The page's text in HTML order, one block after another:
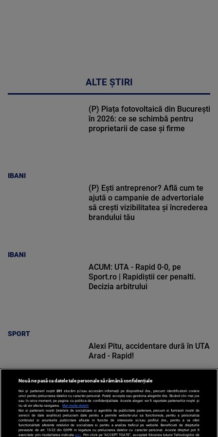
ALTE ȘTIRI
IBANI
(P) Piața fotovoltaică din București
în 2026: ce se schimbă pentru
proprietarii de case și firme
IBANI
(P) Ești antreprenor? Află cum te
ajută o campanie de advertoriale
să crești vizibilitatea și încrederea
brandului tău
SPORT
ACUM: UTA - Rapid 0-0, pe
Sport.ro | Rapidiștii cer penalti.
Decizia arbitrului
SPORT
Alexi Pitu, accidentare dură în UTA
Arad - Rapid!
Nouă ne pasă ca datele tale personale să rămână confidențiale
Noi și partenerii noștri 201 stocăm și/sau accesăm informații pe dispozitivul dvs., precum identificatorii cookie
unici pentru prelucrarea datelor cu caracter personal. Puteți accepta sau gestiona alegerile dvs. făcând clic mai jos
sau în orice moment, pe pagina cu politica de confidențialitate. Aceste alegeri vor fi raportate partenerilor noștri și
nu vă vor afecta navigarea.
Mai multe detalii
Noi si partenerii nostri (retelele de socializare si agentiile de publicitate partenere, precum si furnizorii nostri de
servicii de date analitice) prelucram date pentru a permite website-ului sa functioneze, pentru a personaliza
continutul si anunturile publicitare afisate in functie de interesele si/sau profilul dvs., pentru a va oferi
functionalitati aferente retelelor de socializare si pentru a analiza traficul pe website. Beneficiati de drepturile
prevazute de art. 15-22 din GDPR in legatura cu prelucrarea datelor cu caracter personal. Aceste drepturi pot fi
exercitate prin modalitatea indicataaici . Prin click pe “ACCEPT TOATE”, acceptati folosirea tuturor Tehnologiilor de